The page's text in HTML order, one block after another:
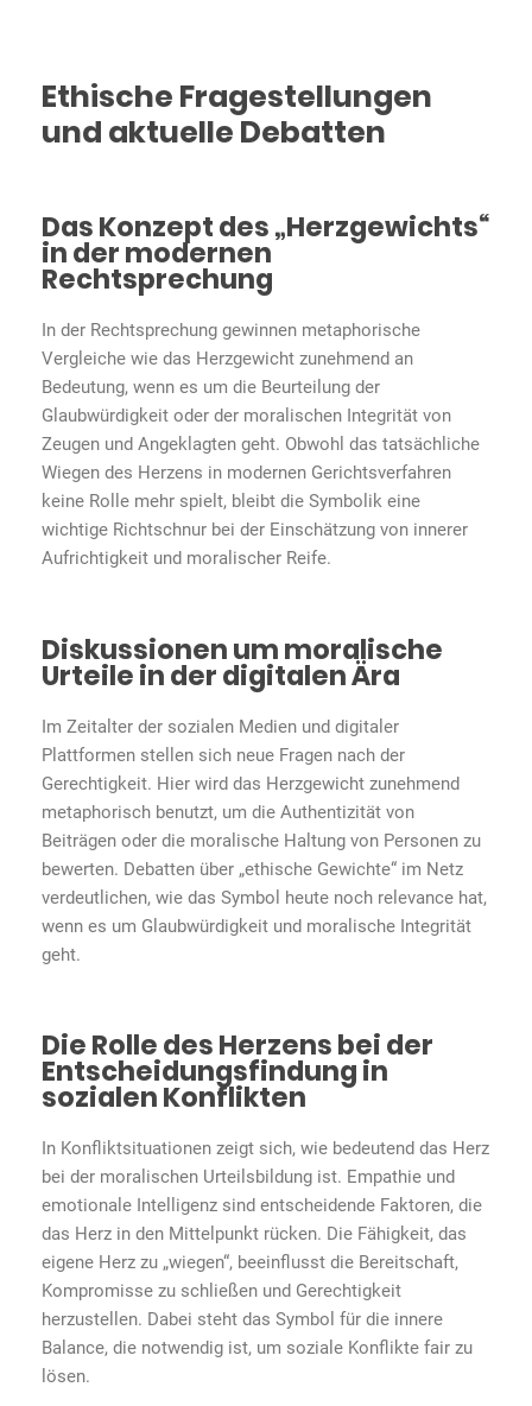
Ethische Fragestellungen
und aktuelle Debatten
Das Konzept des „Herzgewichts“
in der modernen
Rechtsprechung
In der Rechtsprechung gewinnen metaphorische
Vergleiche wie das Herzgewicht zunehmend an
Bedeutung, wenn es um die Beurteilung der
Glaubwürdigkeit oder der moralischen Integrität von
Zeugen und Angeklagten geht. Obwohl das tatsächliche
Wiegen des Herzens in modernen Gerichtsverfahren
keine Rolle mehr spielt, bleibt die Symbolik eine
wichtige Richtschnur bei der Einschätzung von innerer
Aufrichtigkeit und moralischer Reife.
Diskussionen um moralische
Urteile in der digitalen Ära
Im Zeitalter der sozialen Medien und digitaler
Plattformen stellen sich neue Fragen nach der
Gerechtigkeit. Hier wird das Herzgewicht zunehmend
metaphorisch benutzt, um die Authentizität von
Beiträgen oder die moralische Haltung von Personen zu
bewerten. Debatten über „ethische Gewichte“ im Netz
verdeutlichen, wie das Symbol heute noch relevance hat,
wenn es um Glaubwürdigkeit und moralische Integrität
geht.
Die Rolle des Herzens bei der
Entscheidungsfindung in
sozialen Konflikten
In Konfliktsituationen zeigt sich, wie bedeutend das Herz
bei der moralischen Urteilsbildung ist. Empathie und
emotionale Intelligenz sind entscheidende Faktoren, die
das Herz in den Mittelpunkt rücken. Die Fähigkeit, das
eigene Herz zu „wiegen“, beeinflusst die Bereitschaft,
Kompromisse zu schließen und Gerechtigkeit
herzustellen. Dabei steht das Symbol für die innere
Balance, die notwendig ist, um soziale Konflikte fair zu
lösen.